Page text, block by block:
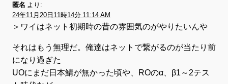
匿名 より:
24年11月20日11時14分 11:14 AM
＞ワイはネット初期時の昔の雰囲気のがやりたいんや
それはもう無理だ。俺達はネットで繋がるのが当たり前
になり過ぎた
UOにまだ日本鯖が無かった頃や、ROのα、β1～2テス